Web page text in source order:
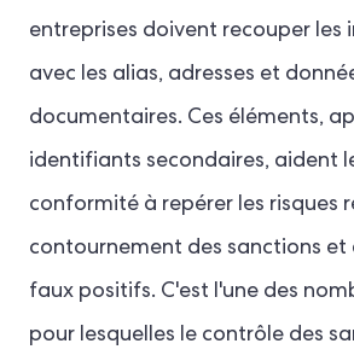
entreprises doivent recouper les
avec les alias, adresses et
documentaires. Ces éléments,
identifiants secondaires, aident
conformité à repérer les risques
contournement des sanctions et
faux positifs. C'est l'une des
pour lesquelles le contrôle des